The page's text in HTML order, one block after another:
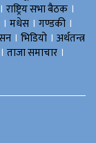
। राष्ट्रिय सभा बैठक ।
। मधेस । गण्डकी ।
। भिडियो । अर्थतन्त्र
। ताजा समाचार ।